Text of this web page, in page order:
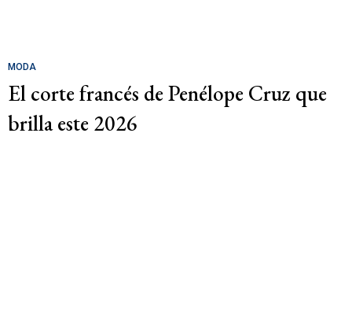
MODA
El corte francés de Penélope Cruz que
brilla este 2026